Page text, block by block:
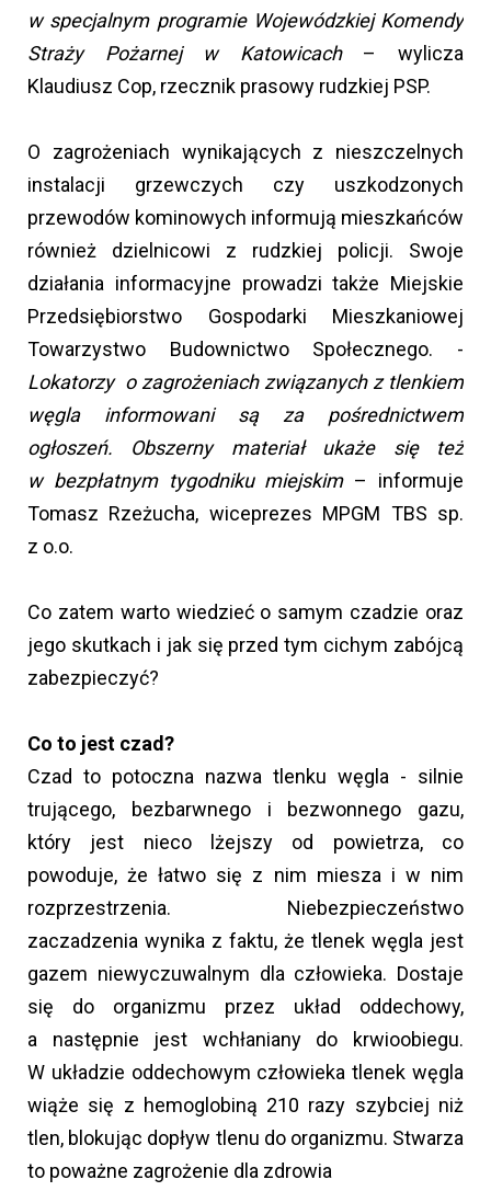
w specjalnym programie Wojewódzkiej Komendy
Straży Pożarnej w Katowicach– wylicza
Klaudiusz Cop, rzecznik prasowy rudzkiej PSP.
O zagrożeniach wynikających z nieszczelnych
instalacji grzewczych czy uszkodzonych
przewodów kominowych informują mieszkańców
również dzielnicowi z rudzkiej policji. Swoje
działania informacyjne prowadzi także Miejskie
Przedsiębiorstwo Gospodarki Mieszkaniowej
Towarzystwo Budownictwo Społecznego. -
Lokatorzy o zagrożeniach związanych z tlenkiem
węgla informowani są za pośrednictwem
ogłoszeń. Obszerny materiał ukaże się też
w bezpłatnym tygodniku miejskim – informuje
Tomasz Rzeżucha, wiceprezes MPGM TBS sp.
z o.o.
Co zatem warto wiedzieć o samym czadzie oraz
jego skutkach i jak się przed tym cichym zabójcą
zabezpieczyć?
Co to jest czad?
Czad to potoczna nazwa tlenku węgla - silnie
trującego, bezbarwnego i bezwonnego gazu,
który jest nieco lżejszy od powietrza, co
powoduje, że łatwo się z nim miesza i w nim
rozprzestrzenia. Niebezpieczeństwo
zaczadzenia wynika z faktu, że tlenek węgla jest
gazem niewyczuwalnym dla człowieka. Dostaje
się do organizmu przez układ oddechowy,
a następnie jest wchłaniany do krwioobiegu.
W układzie oddechowym człowieka tlenek węgla
wiąże się z hemoglobiną 210 razy szybciej niż
tlen, blokując dopływ tlenu do organizmu. Stwarza
to poważne zagrożenie dla zdrowia